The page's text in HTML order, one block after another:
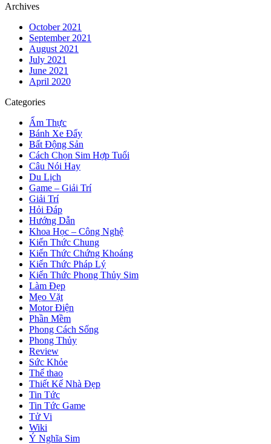
Archives
October 2021
September 2021
August 2021
July 2021
June 2021
April 2020
Categories
Ẩm Thực
Bánh Xe Đẩy
Bất Động Sản
Cách Chọn Sim Hợp Tuổi
Câu Nói Hay
Du Lịch
Game – Giải Trí
Giải Trí
Hỏi Đáp
Hướng Dẫn
Khoa Học – Công Nghệ
Kiến Thức Chung
Kiến Thức Chứng Khoáng
Kiến Thức Pháp Lý
Kiến Thức Phong Thủy Sim
Làm Đẹp
Mẹo Vặt
Motor Điện
Phần Mềm
Phong Cách Sống
Phong Thủy
Review
Sức Khỏe
Thể thao
Thiết Kế Nhà Đẹp
Tin Tức
Tin Tức Game
Tử Vi
Wiki
Ý Nghĩa Sim